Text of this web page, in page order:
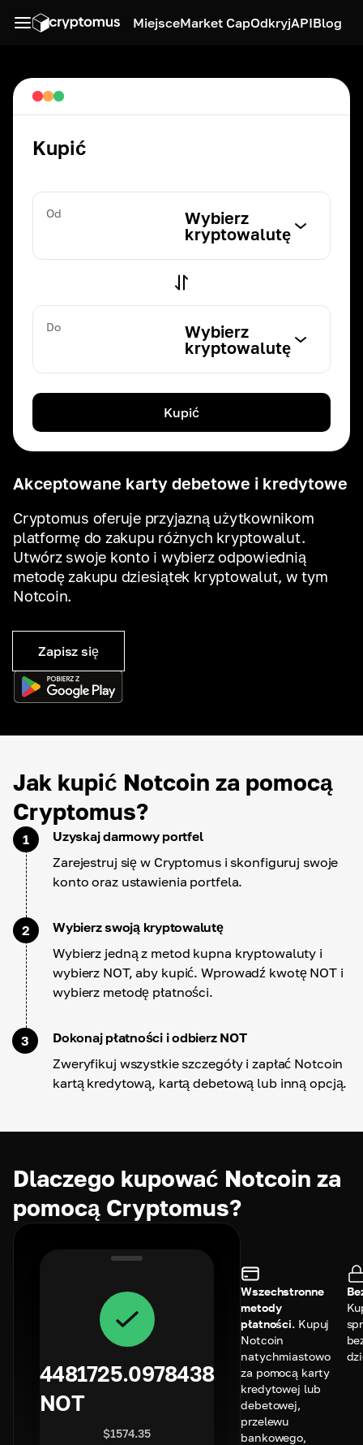
MiejsceMarket CapOdkryjAPIBlog
Akceptowane karty debetowe i kredytowe
Cryptomus oferuje przyjazną użytkownikom
platformę do zakupu różnych kryptowalut.
Utwórz swoje konto i wybierz odpowiednią
metodę zakupu dziesiątek kryptowalut, w tym
Notcoin.
Zapisz się
Kupić
Od
Wybierz
kryptowalutę
Do
Wybierz
kryptowalutę
Kupić
Jak kupić Notcoin za pomocą
Cryptomus?
1
Uzyskaj darmowy portfel
Zarejestruj się w Cryptomus i skonfiguruj swoje
konto oraz ustawienia portfela.
2
Wybierz swoją kryptowalutę
Wybierz jedną z metod kupna kryptowaluty i
wybierz NOT, aby kupić. Wprowadź kwotę NOT i
wybierz metodę płatności.
3
Dokonaj płatności i odbierz NOT
Zweryfikuj wszystkie szczegóły i zapłać Notcoin
kartą kredytową, kartą debetową lub inną opcją.
Dlaczego kupować Notcoin za
pomocą Cryptomus?
4481725.0978438
NOT
$1574.35
Wszechstronne
metody
płatności. Kupuj
Notcoin
natychmiastowo
za pomocą karty
kredytowej lub
debetowej,
przelewu
bankowego,